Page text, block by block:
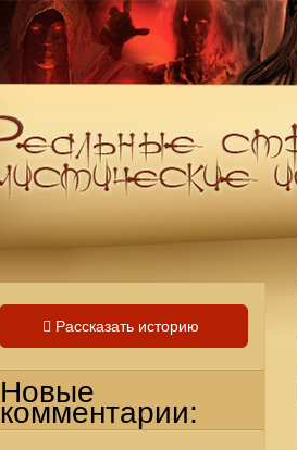
Рассказать историю
Новые
комментарии: